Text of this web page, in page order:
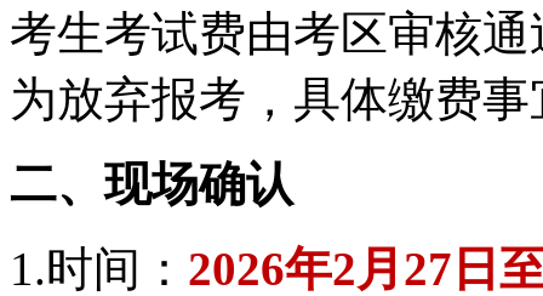
考生考试费由考区审核
为放弃报考，具体缴费
二、现场确认
1.时间： 2026年2月27日